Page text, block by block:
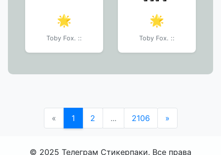
🌟
Toby Fox. ::
🌟
Toby Fox. ::
« 1 2 ... 2106 »
© 2025 Телеграм Стикерпаки. Все права